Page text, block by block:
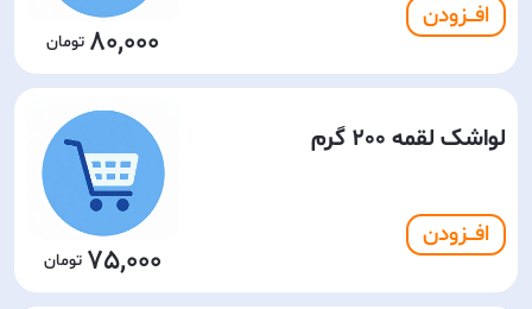
افـــزودن
80,000
لواشک لقمه 200 گرم
افـــزودن
75,000